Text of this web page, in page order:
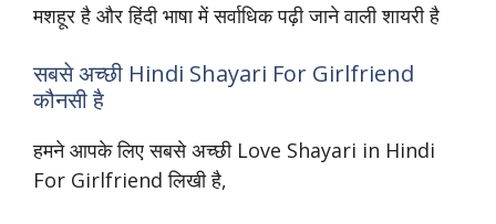
मशहूर है और हिंदी भाषा में सर्वाधिक पढ़ी जाने वाली शायरी है
सबसे अच्छी Hindi Shayari For Girlfriend
कौनसी है
हमने आपके लिए सबसे अच्छी Love Shayari in Hindi
For Girlfriend लिखी है,